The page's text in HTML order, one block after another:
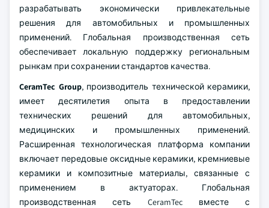
разрабатывать экономически привлекательные
решения для автомобильных и промышленных
применений. Глобальная производственная сеть
обеспечивает локальную поддержку региональным
рынкам при сохранении стандартов качества.
CeramTec Group, производитель технической керамики,
имеет десятилетия опыта в предоставлении
технических решений для автомобильных,
медицинских и промышленных применений.
Расширенная технологическая платформа компании
включает передовые оксидные керамики, кремниевые
керамики и композитные материалы, связанные с
применением в актуаторах. Глобальная
производственная сеть CeramTec вместе с